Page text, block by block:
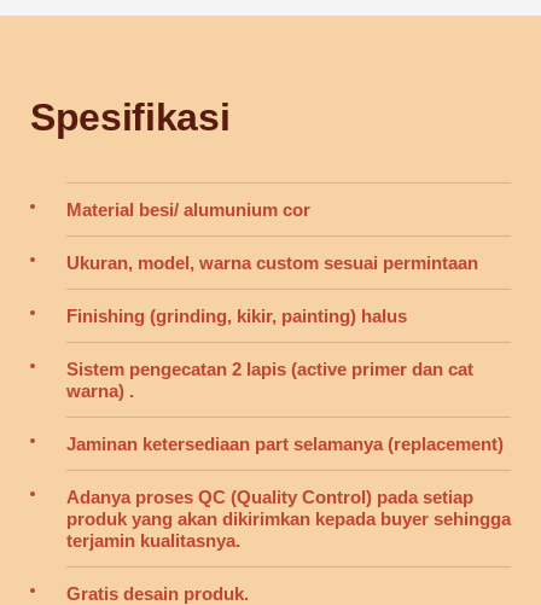
Spesifikasi
Material besi/ alumunium cor
Ukuran, model, warna custom sesuai permintaan
Finishing (grinding, kikir, painting) halus
Sistem pengecatan 2 lapis (active primer dan cat
warna) .
Jaminan ketersediaan part selamanya (replacement)
Adanya proses QC (Quality Control) pada setiap
produk yang akan dikirimkan kepada buyer sehingga
terjamin kualitasnya.
Gratis desain produk.